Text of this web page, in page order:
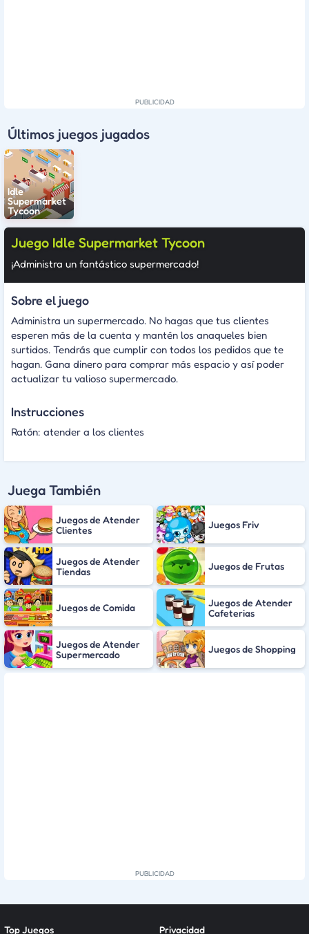
Últimos juegos jugados
Idle
Supermarket
Tycoon
Juego Idle Supermarket Tycoon
¡Administra un fantástico supermercado!
Sobre el juego
Administra un supermercado. No hagas que tus clientes
esperen más de la cuenta y mantén los anaqueles bien
surtidos. Tendrás que cumplir con todos los pedidos que te
hagan. Gana dinero para comprar más espacio y así poder
actualizar tu valioso supermercado.
Instrucciones
Ratón: atender a los clientes
Juega También
Juegos de Atender
Clientes
Juegos Friv
Juegos de Atender
Tiendas
Juegos de Frutas
Juegos de Comida
Juegos de Atender
Cafeterias
Juegos de Atender
Supermercado
Juegos de Shopping
Top Juegos Privacidad